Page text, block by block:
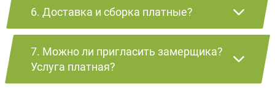
6. Доставка и сборка платные?
7. Можно ли пригласить замерщика?
Услуга платная?